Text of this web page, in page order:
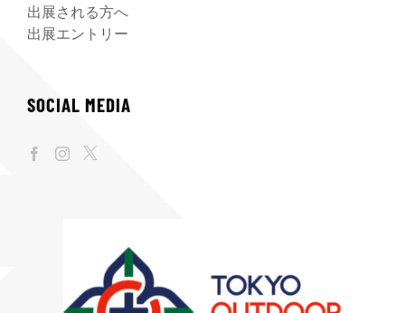
出展される方へ
出展エントリー
SOCIAL MEDIA